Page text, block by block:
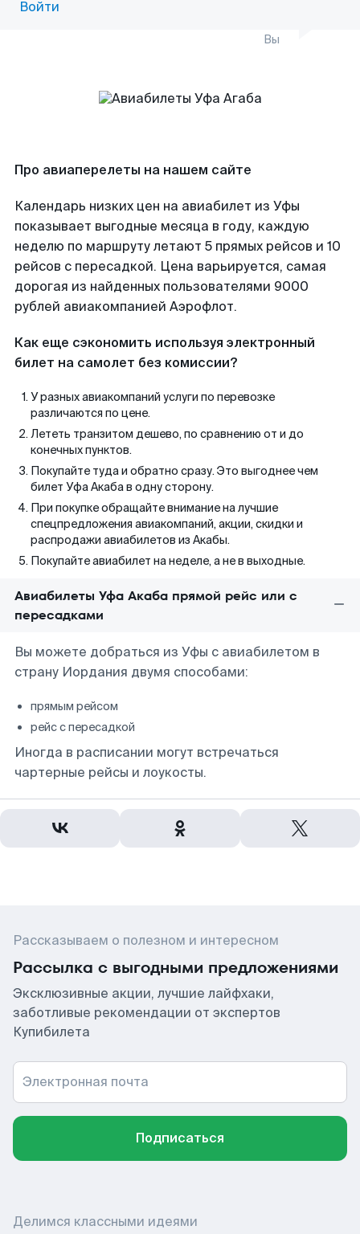
Войти
Вы
Про авиаперелеты на нашем сайте
Календарь низких цен на авиабилет из Уфы
показывает выгодные месяца в году, каждую
неделю по маршруту летают 5 прямых рейсов и 10
рейсов с пересадкой. Цена варьируется, самая
дорогая из найденных пользователями 9000
рублей авиакомпанией Аэрофлот.
Как еще сэкономить используя электронный
билет на самолет без комиссии?
У разных авиакомпаний услуги по перевозке
различаются по цене.
Лететь транзитом дешево, по сравнению от и до
конечных пунктов.
Покупайте туда и обратно сразу. Это выгоднее чем
билет Уфа Акаба в одну сторону.
При покупке обращайте внимание на лучшие
спецпредложения авиакомпаний, акции, скидки и
распродажи авиабилетов из Акабы.
Покупайте авиабилет на неделе, а не в выходные.
Авиабилеты Уфа Акаба прямой рейс или с
пересадками
Вы можете добраться из Уфы с авиабилетом в
страну Иордания двумя способами:
прямым рейсом
рейс с пересадкой
Иногда в расписании могут встречаться
чартерные рейсы и лоукосты.
Рассказываем о полезном и интересном
Рассылка с выгодными предложениями
Эксклюзивные акции, лучшие лайфхаки,
заботливые рекомендации от экспертов
Купибилета
Электронная почта
Подписаться
Делимся классными идеями